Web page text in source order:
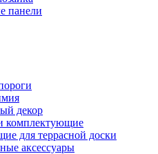
панели
декор
комплектующие
для террасной доски
аксессуары